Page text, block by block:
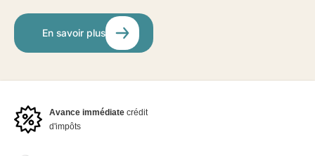
En savoir plus
Avance immédiate crédit
d'impôts